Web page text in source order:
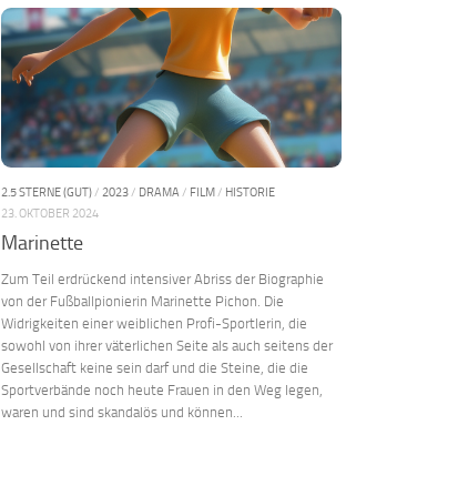
2.5 STERNE (GUT)/ 2023/ DRAMA / FILM/ HISTORIE
23. OKTOBER 2024
Marinette
Zum Teil erdrückend intensiver Abriss der Biographie
von der Fußballpionierin Marinette Pichon. Die
Widrigkeiten einer weiblichen Profi-Sportlerin, die
sowohl von ihrer väterlichen Seite als auch seitens der
Gesellschaft keine sein darf und die Steine, die die
Sportverbände noch heute Frauen in den Weg legen,
waren und sind skandalös und können...